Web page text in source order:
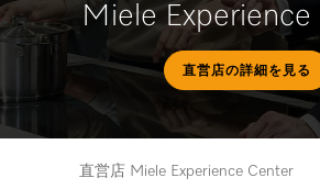
Miele
直営店の詳細を見る
直営店 Miele Experience Center